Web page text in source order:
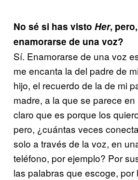
No sé si has visto Her,
enamorarse de una voz?
Sí. Enamorarse de una voz
me encanta la del padre de
hijo, el recuerdo de la de mi
madre, a la que se parece
claro que es porque los
pero, ¿cuántas veces
solo a través de la voz, en
teléfono, por ejemplo? Por
las palabras que escoge, por